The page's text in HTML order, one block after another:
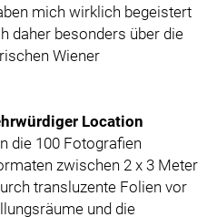
mich wirklich begeistert
daher besonders über die
Wiener
Location
die 100 Fotografien
zwischen 2 x 3 Meter
transluzente Folien vor
und die